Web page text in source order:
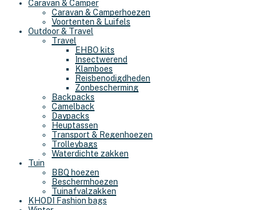
Caravan & Camper
Caravan & Camperhoezen
Voortenten & Luifels
Outdoor & Travel
Travel
EHBO kits
Insectwerend
Klamboes
Reisbenodigdheden
Zonbescherming
Backpacks
Camelback
Daypacks
Heuptassen
Transport & Regenhoezen
Trolleybags
Waterdichte zakken
Tuin
BBQ hoezen
Beschermhoezen
Tuinafvalzakken
KHODI Fashion bags